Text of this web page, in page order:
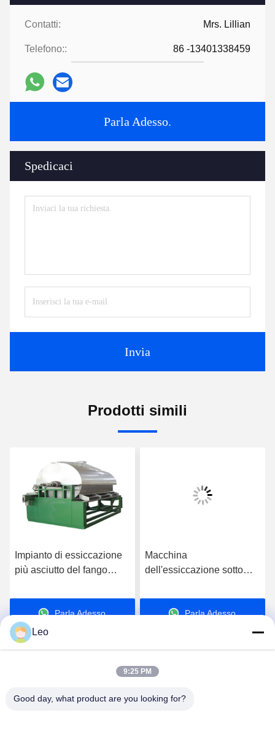
Contatti: Mrs. Lillian
Telefono:: 86 -13401338459
Parla Adesso.
Spedicaci
Invia
Prodotti simili
Impianto di essiccazione
più asciutto del fango
SUS304 300-3600L
Parla Adesso.
Macchina
dell'essiccazione sotto
per la polvere di legno
della segaturaParla Adesso.
Jiangsu Shengman Drying Equipment
Leo
9:25 PM
Good day, what product are you looking for?